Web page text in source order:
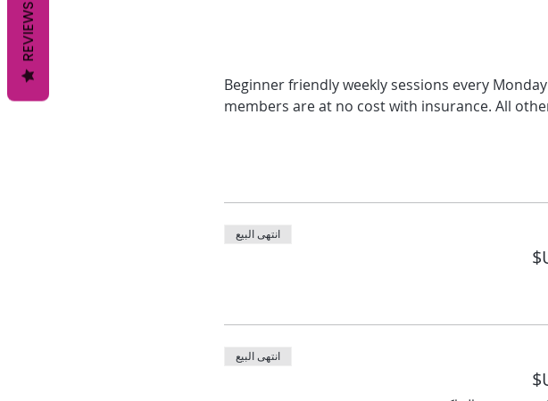
Beginner friendly weekly sessions every
members are at no cost with insurance. All
انتهى البيع
انتهى البيع
REVIEWS